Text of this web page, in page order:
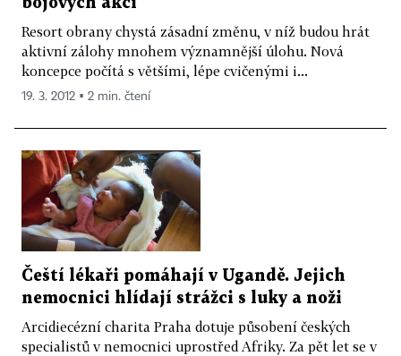
bojových akcí
Resort obrany chystá zásadní změnu, v níž budou hrát
aktivní zálohy mnohem významnější úlohu. Nová
koncepce počítá s většími, lépe cvičenými i...
19. 3. 2012 ▪ 2 min. čtení
Čeští lékaři pomáhají v Ugandě. Jejich
nemocnici hlídají strážci s luky a noži
Arcidiecézní charita Praha dotuje působení českých
specialistů v nemocnici uprostřed Afriky. Za pět let se v